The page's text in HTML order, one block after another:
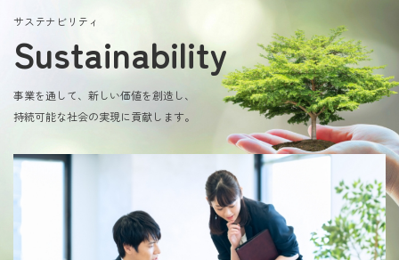
サステナビリティ
Sustainability
事業を通して、新しい価値を創造し、
持続可能な社会の実現に貢献します。